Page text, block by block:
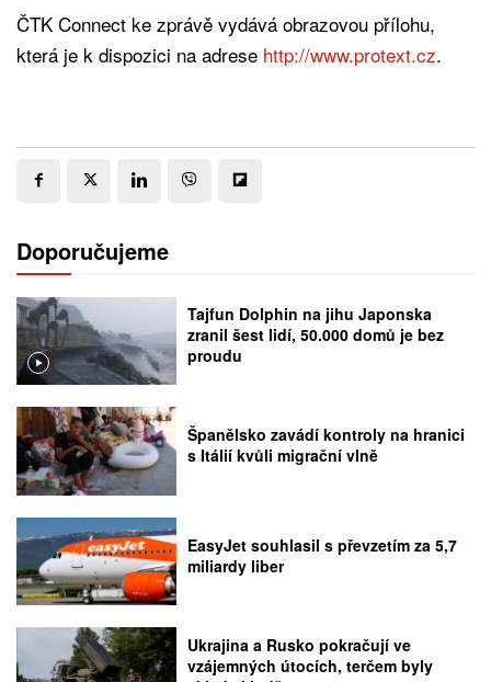
ČTK Connect ke zprávě vydává obrazovou přílohu,
která je k dispozici na adrese http://www.protext.cz.
Doporučujeme
Tajfun Dolphin na jihu Japonska
zranil šest lidí, 50.000 domů je bez
proudu
Španělsko zavádí kontroly na hranici
s Itálií kvůli migrační vlně
EasyJet souhlasil s převzetím za 5,7
miliardy liber
Ukrajina a Rusko pokračují ve
vzájemných útocích, terčem byly